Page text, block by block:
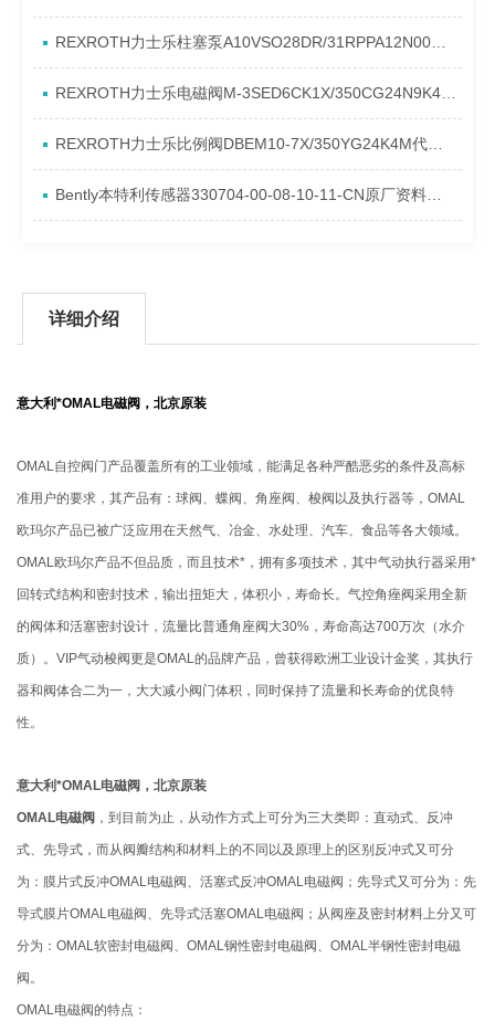
REXROTH力士乐柱塞泵A10VSO28DR/31RPPA12N00产品资料简介
REXROTH力士乐电磁阀M-3SED6CK1X/350CG24N9K4进口现货介绍
REXROTH力士乐比例阀DBEM10-7X/350YG24K4M代理资料
Bently本特利传感器330704-00-08-10-11-CN原厂资料介绍
详细介绍
意大利*OMAL电磁阀，北京原装
OMAL自控阀门产品覆盖所有的工业领域，能满足各种严酷恶劣的条件及高标
准用户的要求，其产品有：球阀、蝶阀、角座阀、梭阀以及执行器等，OMAL
欧玛尔产品已被广泛应用在天然气、冶金、水处理、汽车、食品等各大领域。
OMAL欧玛尔产品不但品质，而且技术*，拥有多项技术，其中气动执行器采用*
回转式结构和密封技术，输出扭矩大，体积小，寿命长。气控角痤阀采用全新
的阀体和活塞密封设计，流量比普通角座阀大30%，寿命高达700万次（水介
质）。VIP气动梭阀更是OMAL的品牌产品，曾获得欧洲工业设计金奖，其执行
器和阀体合二为一，大大减小阀门体积，同时保持了流量和长寿命的优良特
性。
意大利*OMAL电磁阀，北京原装
OMAL电磁阀 ，到目前为止，从动作方式上可分为三大类即：直动式、反冲
式、先导式，而从阀瓣结构和材料上的不同以及原理上的区别反冲式又可分
为：膜片式反冲OMAL电磁阀、活塞式反冲OMAL电磁阀；先导式又可分为：先
导式膜片OMAL电磁阀、先导式活塞OMAL电磁阀；从阀座及密封材料上分又可
分为：OMAL软密封电磁阀、OMAL钢性密封电磁阀、OMAL半钢性密封电磁
阀。
OMAL电磁阀的特点：